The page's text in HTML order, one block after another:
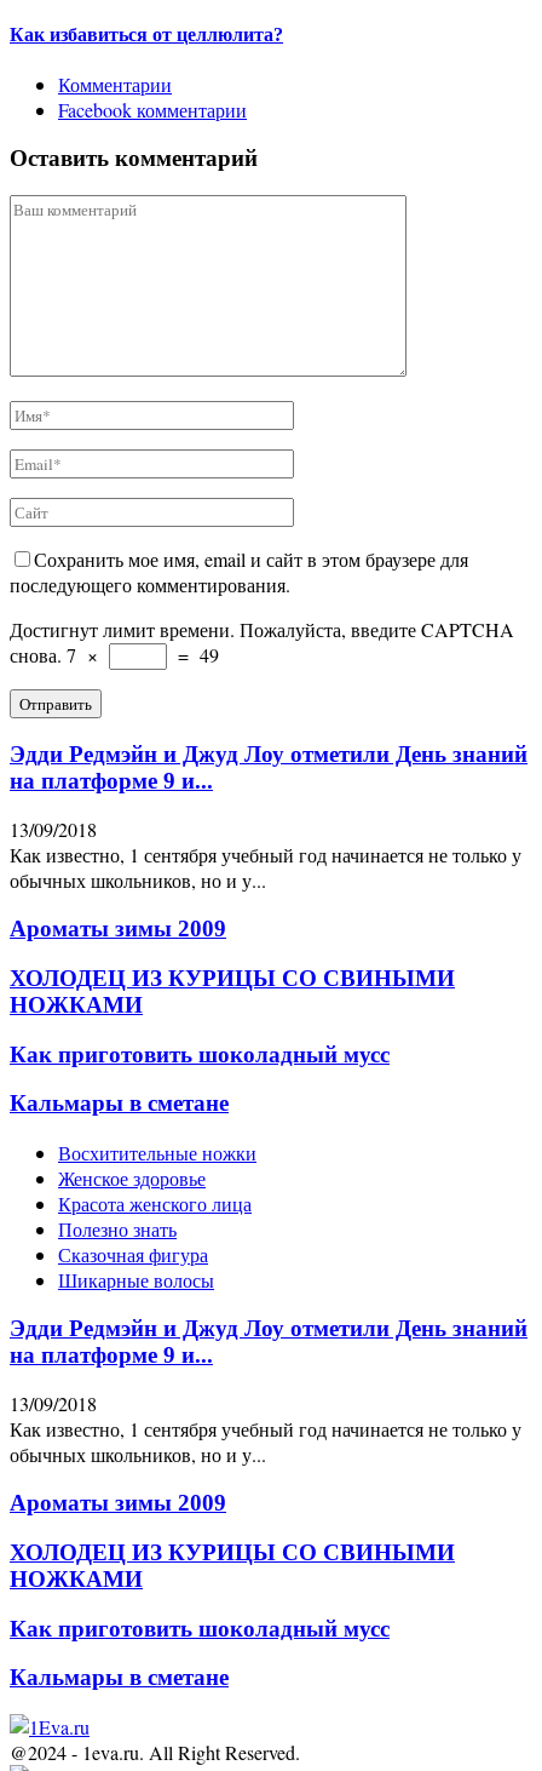
Как избавиться от целлюлита?
Комментарии
Facebook комментарии
Оставить комментарий
Сохранить мое имя, email и сайт в этом браузере для
последующего комментирования.
Достигнут лимит времени. Пожалуйста, введите CAPTCHA
снова. 7 × = 49
Эдди Редмэйн и Джуд Лоу отметили День знаний
на платформе 9 и...
13/09/2018
Как известно, 1 сентября учебный год начинается не только у
обычных школьников, но и у...
Ароматы зимы 2009
ХОЛОДЕЦ ИЗ КУРИЦЫ СО СВИНЫМИ
НОЖКАМИ
Как приготовить шоколадный мусс
Кальмары в сметане
Восхитительные ножки
Женское здоровье
Красота женского лица
Полезно знать
Сказочная фигура
Шикарные волосы
Эдди Редмэйн и Джуд Лоу отметили День знаний
на платформе 9 и...
13/09/2018
Как известно, 1 сентября учебный год начинается не только у
обычных школьников, но и у...
Ароматы зимы 2009
ХОЛОДЕЦ ИЗ КУРИЦЫ СО СВИНЫМИ
НОЖКАМИ
Как приготовить шоколадный мусс
Кальмары в сметане
@2024 - 1eva.ru. All Right Reserved.